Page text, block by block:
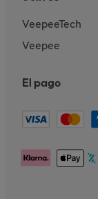
VeepeeTech
Veepee
El pago